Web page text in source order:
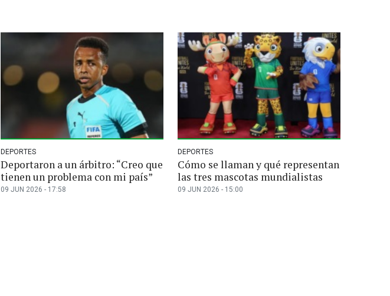
DEPORTES
Deportaron a un árbitro: “Creo que
tienen un problema con mi país”
09 JUN 2026 - 17:58
DEPORTES
Cómo se llaman y qué representan
las tres mascotas mundialistas
09 JUN 2026 - 15:00